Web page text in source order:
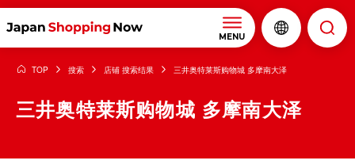
MENU
TOP 搜索 店铺 搜索结果 三井奥特莱斯购物城 多摩南大泽
三井奥特莱斯购物城 多摩南大泽